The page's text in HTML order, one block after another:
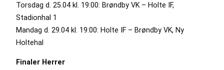
Torsdag d. 25.04 kl. 19:00: Brøndby VK – Holte IF,
Stadionhal 1
Mandag d. 29.04 kl. 19:00: Holte IF – Brøndby VK, Ny
Holtehal
Finaler Herrer